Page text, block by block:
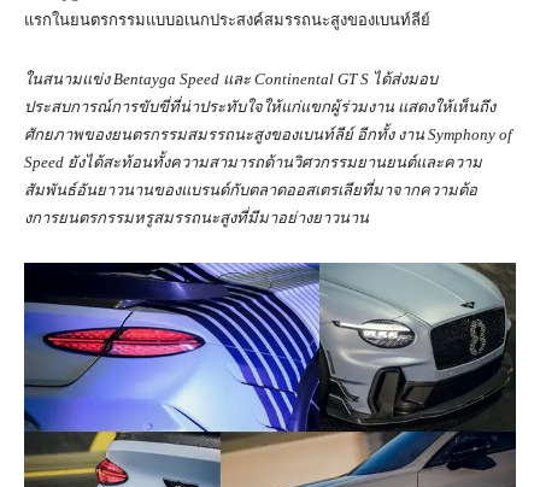
แรกในยนตรกรรมแบบอเนกประสงค์สมรรถนะสูงของเบนท์ลีย์
ในสนามแข่งBentayga Speed และ Continental GT S ได้ส่งมอบ
ประสบการณ์การขับขี่ที่น่าประทับใจให้แก่แขกผู้ร่วมงาน แสดงให้เห็นถึง
ศักยภาพของยนตรกรรมสมรรถนะสูงของเบนท์ลีย์ อีกทั้ง งาน Symphony of
Speed ยังได้สะท้อนทั้งความสามารถด้านวิศวกรรมยานยนต์และความ
สัมพันธ์อันยาวนานของแบรนด์กับตลาดออสเตรเลียที่มาจากความต้อ
งการยนตรกรรมหรูสมรรถนะสูงที่มีมาอย่างยาวนาน